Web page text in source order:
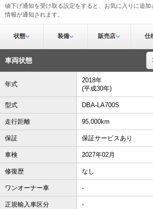
値下げ通知を受け取る設定をすると、お気に入りに追
情報が通知されます。
状態 装備 販売店 仕
車両状態
年式
2018年
(平成30年)
型式 DBA-LA700S
走行距離 95,000km
保証 保証サービスあり
車検 2027年02月
修復歴 なし
ワンオーナー車 -
正規輸入車区分 -